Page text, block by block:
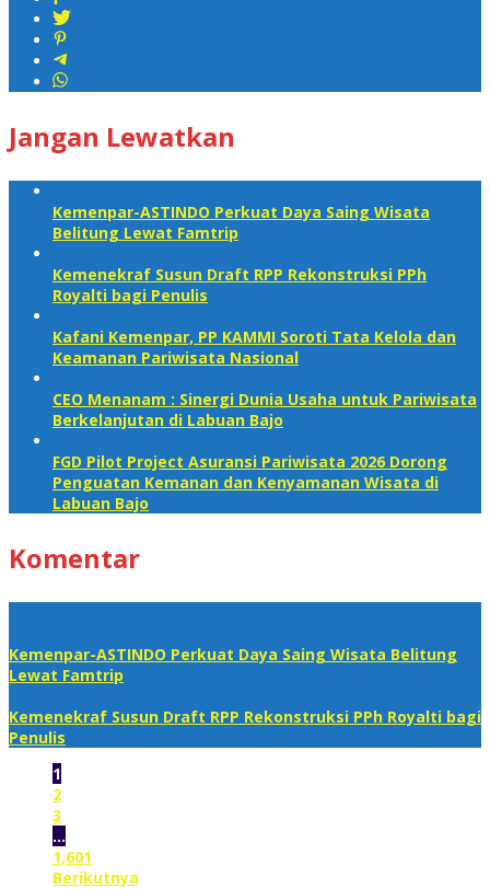
Jangan Lewatkan
Kemenpar-ASTINDO Perkuat Daya Saing Wisata
Belitung Lewat Famtrip
Kemenekraf Susun Draft RPP Rekonstruksi PPh
Royalti bagi Penulis
Kafani Kemenpar, PP KAMMI Soroti Tata Kelola dan
Keamanan Pariwisata Nasional‎
CEO Menanam : Sinergi Dunia Usaha untuk Pariwisata
Berkelanjutan di Labuan Bajo
FGD Pilot Project Asuransi Pariwisata 2026 Dorong
Penguatan Kemanan dan Kenyamanan Wisata di
Labuan Bajo
Komentar
Kemenpar-ASTINDO Perkuat Daya Saing Wisata Belitung
Lewat Famtrip
Kemenekraf Susun Draft RPP Rekonstruksi PPh Royalti bagi
Penulis
1
2
3
…
1,601
Berikutnya